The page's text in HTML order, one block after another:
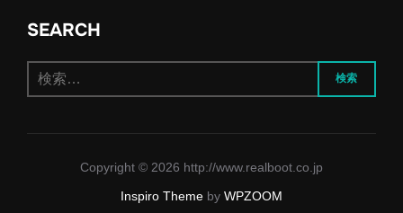
SEARCH
索:
検索
Copyright © 2026 http://www.realboot.co.jp
Inspiro Theme by WPZOOM